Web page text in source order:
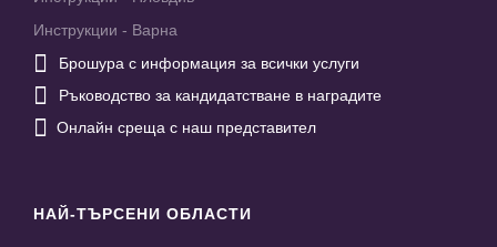
Инструкции - Варна
 Брошура с информация за всички услуги
 Ръководство за кандидатстване в наградите
 Онлайн среща с наш представител
НАЙ-ТЪРСЕНИ ОБЛАСТИ